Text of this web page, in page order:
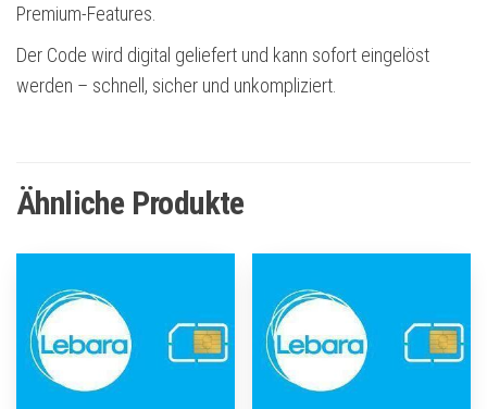
Premium-Features.
Der Code wird digital geliefert und kann sofort eingelöst
werden – schnell, sicher und unkompliziert.
Ähnliche Produkte